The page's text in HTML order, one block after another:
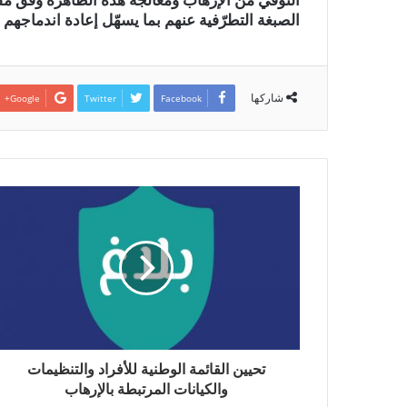
الصبغة التطرّفية عنهم بما يسهّل إعادة
شاركها Facebook
Twitter
Google+
تحيين القائمة الوطنية للأفراد والتنظيمات
والكيانات المرتبطة بالإرهاب